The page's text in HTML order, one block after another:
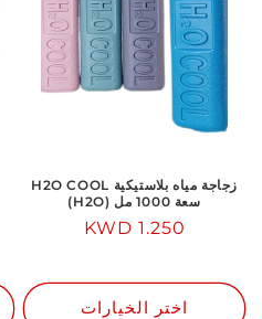
زجاجة مياه بلاستيكية H2O COOL
سعة 1000 مل (H2O)
السعر
1.250 KWD
اختر الخيارات